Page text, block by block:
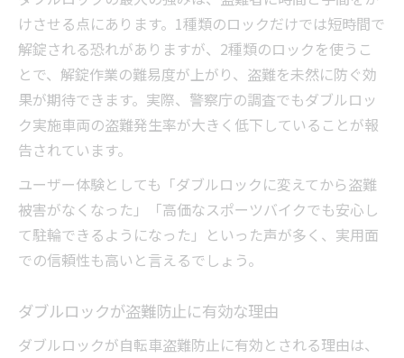
けさせる点にあります。1種類のロックだけでは短時間で
解錠される恐れがありますが、2種類のロックを使うこ
とで、解錠作業の難易度が上がり、盗難を未然に防ぐ効
果が期待できます。実際、警察庁の調査でもダブルロッ
ク実施車両の盗難発生率が大きく低下していることが報
告されています。
ユーザー体験としても「ダブルロックに変えてから盗難
被害がなくなった」「高価なスポーツバイクでも安心し
て駐輪できるようになった」といった声が多く、実用面
での信頼性も高いと言えるでしょう。
ダブルロックが盗難防止に有効な理由
ダブルロックが自転車盗難防止に有効とされる理由は、